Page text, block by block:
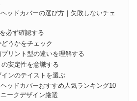
ッドカバーの選び方｜失敗しないチェ
必ず確認する
うかをチェック
リント型の違いを理解する
安定性を意識する
ンのテイストを選ぶ
ッドカバーおすすめ人気ランキング10
ークデザイン厳選